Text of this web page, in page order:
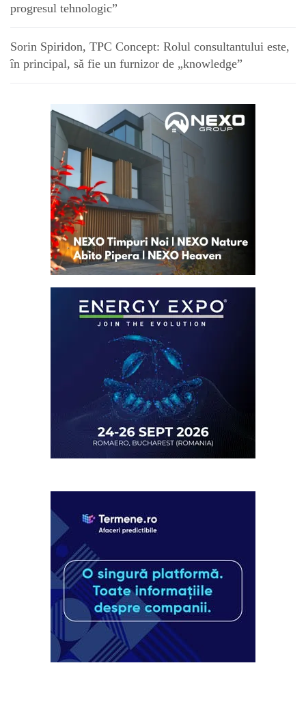
progresul tehnologic”
Sorin Spiridon, TPC Concept: Rolul consultantului este,
în principal, să fie un furnizor de „knowledge”